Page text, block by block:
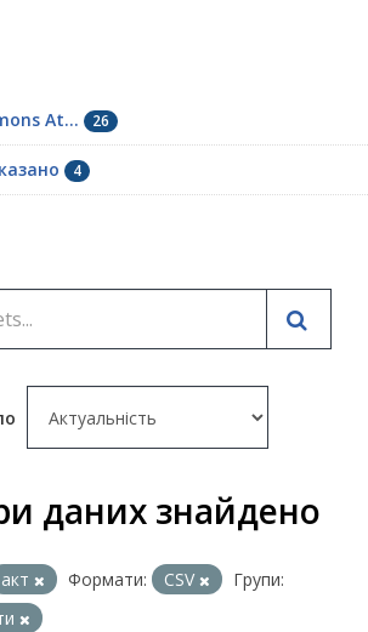
At... 26
4
даних знайдено
акт Формати: CSV
Групи: